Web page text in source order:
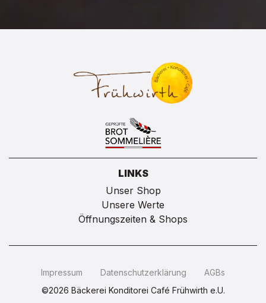
LINKS
Unser Shop
Unsere Werte
Öffnungszeiten & Shops
Impressum Datenschutzerklärung
AGBs
©2026 Bäckerei Konditorei Café Frühwirth e.U.